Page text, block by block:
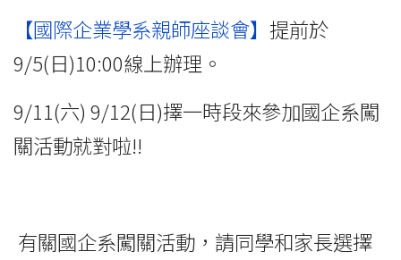
【國際企業學系親師座談會】 提前於
9/5(日)10:00線上辦理。
9/11(六) 9/12(日)擇一時段來參加國企系闖
關活動就對啦!!
有關國企系闖關活動，請同學和家長選擇